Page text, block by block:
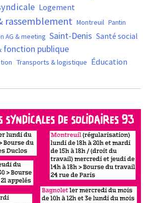
Logement
rassemblement Montreuil Pantin
AG & meeting Saint-Denis Santé social
fonction publique
Transports & logistique Éducation